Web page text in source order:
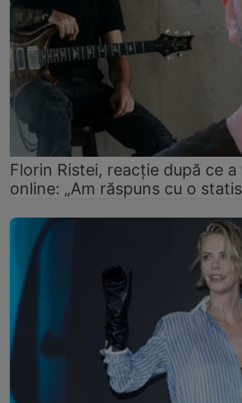
Florin Ristei, reacție după ce
online: „Am răspuns cu o